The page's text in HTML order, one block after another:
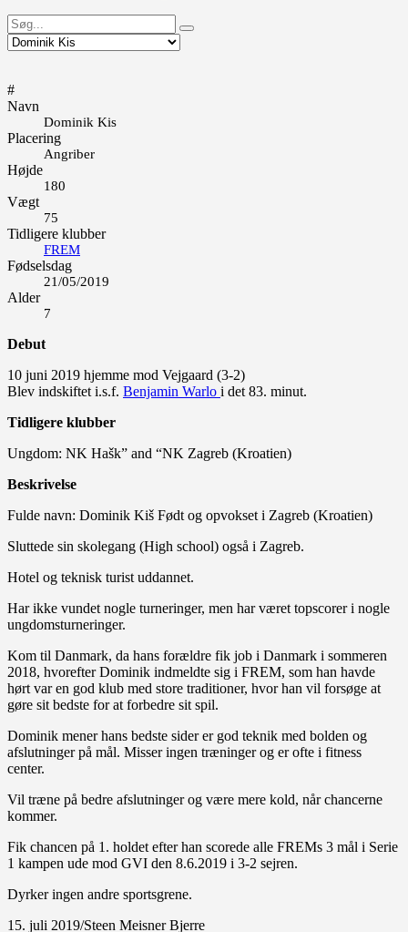
#
Navn
Dominik Kis
Placering
Angriber
Højde
180
Vægt
75
Tidligere klubber
FREM
Fødselsdag
21/05/2019
Alder
7
Debut
10 juni 2019 hjemme mod Vejgaard (3-2)
Blev indskiftet i.s.f. Benjamin Warlo i det 83. minut.
Tidligere klubber
Ungdom: NK Hašk” and “NK Zagreb (Kroatien)
Beskrivelse
Fulde navn: Dominik Kiš Født og opvokset i Zagreb (Kroatien)
Sluttede sin skolegang (High school) også i Zagreb.
Hotel og teknisk turist uddannet.
Har ikke vundet nogle turneringer, men har været topscorer i nogle
ungdomsturneringer.
Kom til Danmark, da hans forældre fik job i Danmark i sommeren
2018, hvorefter Dominik indmeldte sig i FREM, som han havde
hørt var en god klub med store traditioner, hvor han vil forsøge at
gøre sit bedste for at forbedre sit spil.
Dominik mener hans bedste sider er god teknik med bolden og
afslutninger på mål. Misser ingen træninger og er ofte i fitness
center.
Vil træne på bedre afslutninger og være mere kold, når chancerne
kommer.
Fik chancen på 1. holdet efter han scorede alle FREMs 3 mål i Serie
1 kampen ude mod GVI den 8.6.2019 i 3-2 sejren.
Dyrker ingen andre sportsgrene.
15. juli 2019/Steen Meisner Bjerre